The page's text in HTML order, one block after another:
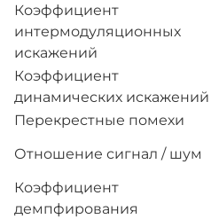
Коэффициент
интермодуляционных
искажений
Коэффициент
динамических искажений
Перекрестные помехи
Отношение сигнал / шум
Коэффициент
демпфирования